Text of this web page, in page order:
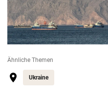
Ähnliche Themen
Ukraine